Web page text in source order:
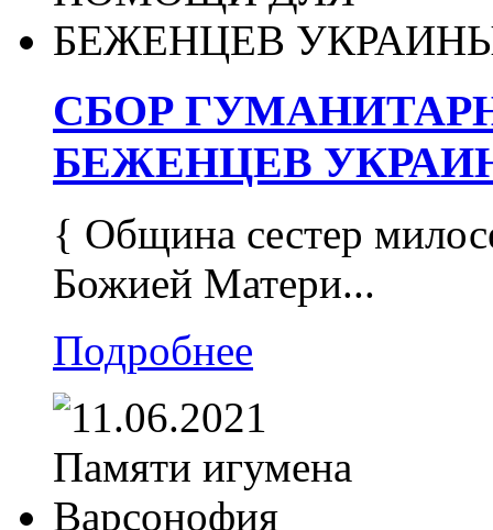
СБОР
БЕЖЕНЦЕВ
{ Община сестер
Божией Матери...
Подробнее